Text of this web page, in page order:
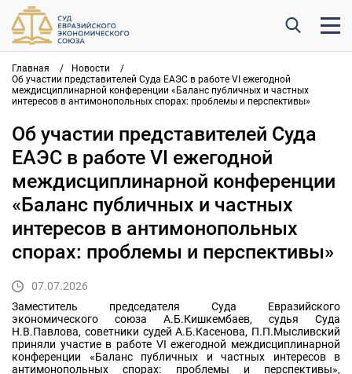
Главная / Новости
/
Об участии представителей Суда ЕАЭС в работе VI ежегодной
междисциплинарной конференции «Баланс публичных и частных
интересов в антимонопольных спорах: проблемы и перспективы»
Об участии представителей Суда
ЕАЭС в работе VI ежегодной
междисциплинарной конференции
«Баланс публичных и частных
интересов в антимонопольных
спорах: проблемы и перспективы»
07.07.2026
Заместитель председателя Суда Евразийского
экономического союза А.Б.Кишкембаев, судья Суда
Н.В.Павлова, советники судей А.Б.Касенова, П.П.Мысливский
приняли участие в работе VI ежегодной междисциплинарной
конференции «Баланс публичных и частных интересов в
антимонопольных спорах: проблемы и перспективы»,